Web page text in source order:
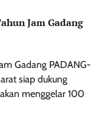
Jam Gadang
Gadang PADANG-
siap dukung
menggelar 100